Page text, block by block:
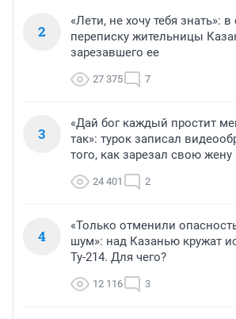
2
«Лети, не хочу тебя знать»:
переписку жительницы
зарезавшего ее
27 375 7
3
«Дай бог каждый простит
так»: турок записал
того, как зарезал свою
24 401 2
4
«Только отменили
шум»: над Казанью кружат
Ту-214. Для чего?
12 116 3